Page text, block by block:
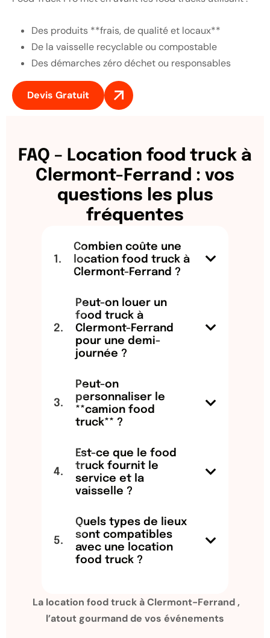
Des produits **frais, de qualité et locaux**
De la vaisselle recyclable ou compostable
Des démarches zéro déchet ou responsables
Devis Gratuit
FAQ – Location food truck à
Clermont-Ferrand : vos
questions les plus
fréquentes
Combien coûte une
location food truck à
Clermont-Ferrand ?
Peut-on louer un
food truck à
Clermont-Ferrand
pour une demi-
journée ?
Peut-on
personnaliser le
**camion food
truck** ?
Est-ce que le food
truck fournit le
service et la
vaisselle ?
Quels types de lieux
sont compatibles
avec une location
food truck ?
La location food truck à Clermont-Ferrand ,
l’atout gourmand de vos événements